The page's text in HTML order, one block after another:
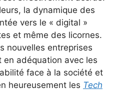
la dynamique des
vers le « digital »
et même des licornes.
nouvelles entreprises
adéquation avec les
face à la société et
heureusement les Tech